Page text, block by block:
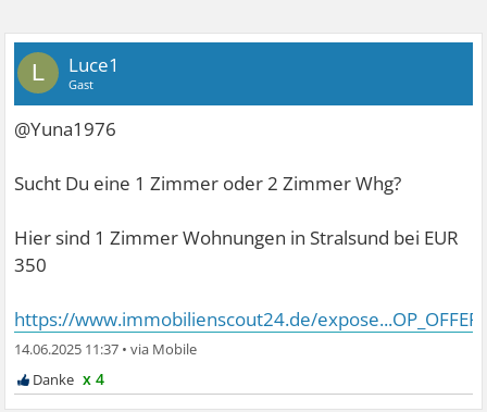
L Luce1
Gast
@Yuna1976
Sucht Du eine 1 Zimmer oder 2 Zimmer Whg?
Hier sind 1 Zimmer Wohnungen in Stralsund bei EUR
350
https://www.immobilienscout24.de/
14.06.2025 11:37 •
x 4